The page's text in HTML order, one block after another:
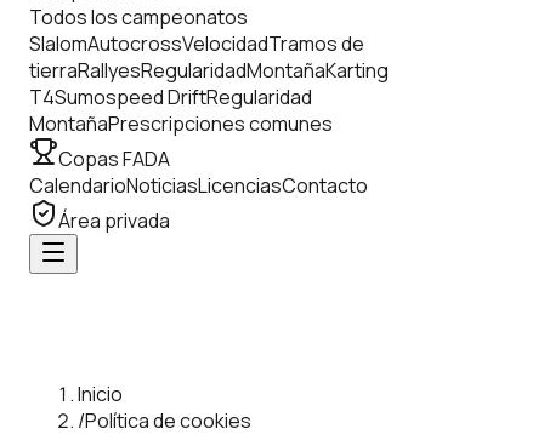
Todos los campeonatos
SlalomAutocrossVelocidadTramos de
tierraRallyesRegularidadMontañaKarting
T4Sumospeed DriftRegularidad
MontañaPrescripciones comunes
Copas FADA
CalendarioNoticiasLicenciasContacto
Área privada
Inicio
/Política de cookies